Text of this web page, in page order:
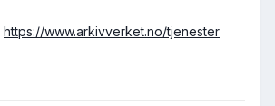
https://www.arkivverket.no/tjenester